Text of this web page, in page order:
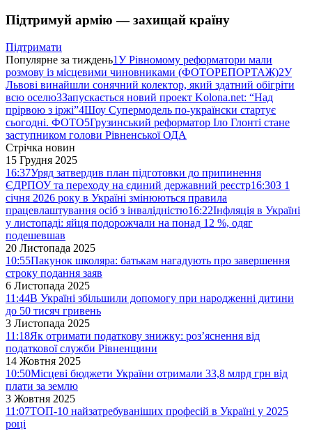
Підтримуй армію — захищай країну
Підтримати
Популярне за тиждень1У Рівномому реформатори мали
розмову із місцевими чиновниками (ФОТОРЕПОРТАЖ)2У
Львові винайшли сонячний колектор, який здатний обігріти
всю оселю3Запускається новий проект Kolona.net: “Над
прірвою з іржі”4Шоу Супермодель по-українски стартує
сьогодні. ФОТО5Грузинський реформатор Іло Глонті стане
заступником голови Рівненської ОДА
Стрічка новин
15 Грудня 2025
16:37Уряд затвердив план підготовки до припинення
ЄДРПОУ та переходу на єдиний державний реєстр16:30З 1
січня 2026 року в Україні змінюються правила
працевлаштування осіб з інвалідністю16:22Інфляція в Україні
у листопаді: яйця подорожчали на понад 12 %, одяг
подешевшав
20 Листопада 2025
10:55Пакунок школяра: батькам нагадують про завершення
строку подання заяв
6 Листопада 2025
11:44В Україні збільшили допомогу при народженні дитини
до 50 тисяч гривень
3 Листопада 2025
11:18Як отримати податкову знижку: роз’яснення від
податкової служби Рівненщини
14 Жовтня 2025
10:50Місцеві бюджети України отримали 33,8 млрд грн від
плати за землю
3 Жовтня 2025
11:07ТОП-10 найзатребуваніших професій в Україні у 2025
році